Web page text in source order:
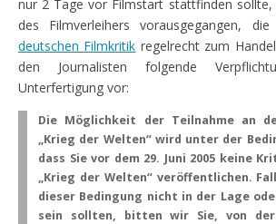
nur 2 Tage vor Filmstart stattfinden sollte,
des Filmverleihers vorausgegangen,
deutschen Filmkritik regelrecht zum
den Journalisten folgende
Unterfertigung vor:
Die Möglichkeit der Teilnahme an
„Krieg der Welten“ wird unter der
dass Sie vor dem 29. Juni 2005 keine
„Krieg der Welten“ veröffentlichen.
dieser Bedingung nicht in der Lage
sein sollten, bitten wir Sie, von der